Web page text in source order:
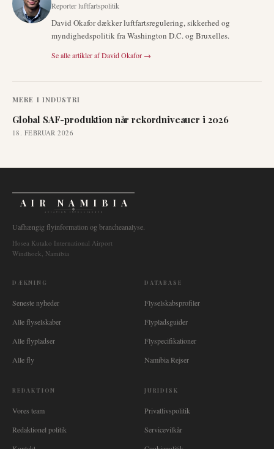
Reporter luftfartspolitik
David Okafor dækker luftfartsregulering, sikkerhed og
myndighedspolitik fra Washington D.C. og Bruxelles.
Se alle artikler afDavid Okafor →
MERE I INDUSTRI
Global SAF-produktion når rekordniveauer i 2026
18. FEBRUAR 2026
AIR NAMIBIA
AVIATION INTELLIGENCE
Uafhængig flyinformation og brancheanalyse.
Hosea Kutako International Airport
Windhoek, Namibia
DÆKNING
Seneste nyheder
Alle flyselskaber
Alle flypladser
Alle fly
DATABASE
Flyselskabsprofiler
Flypladsguider
Flyspecifikationer
Namibia Rejser
REDAKTION
Vores team
Redaktionel politik
JURIDISK
Privatlivspolitik
Servicevilkår